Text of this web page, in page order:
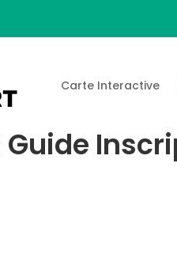
Carte Interactive
Guide